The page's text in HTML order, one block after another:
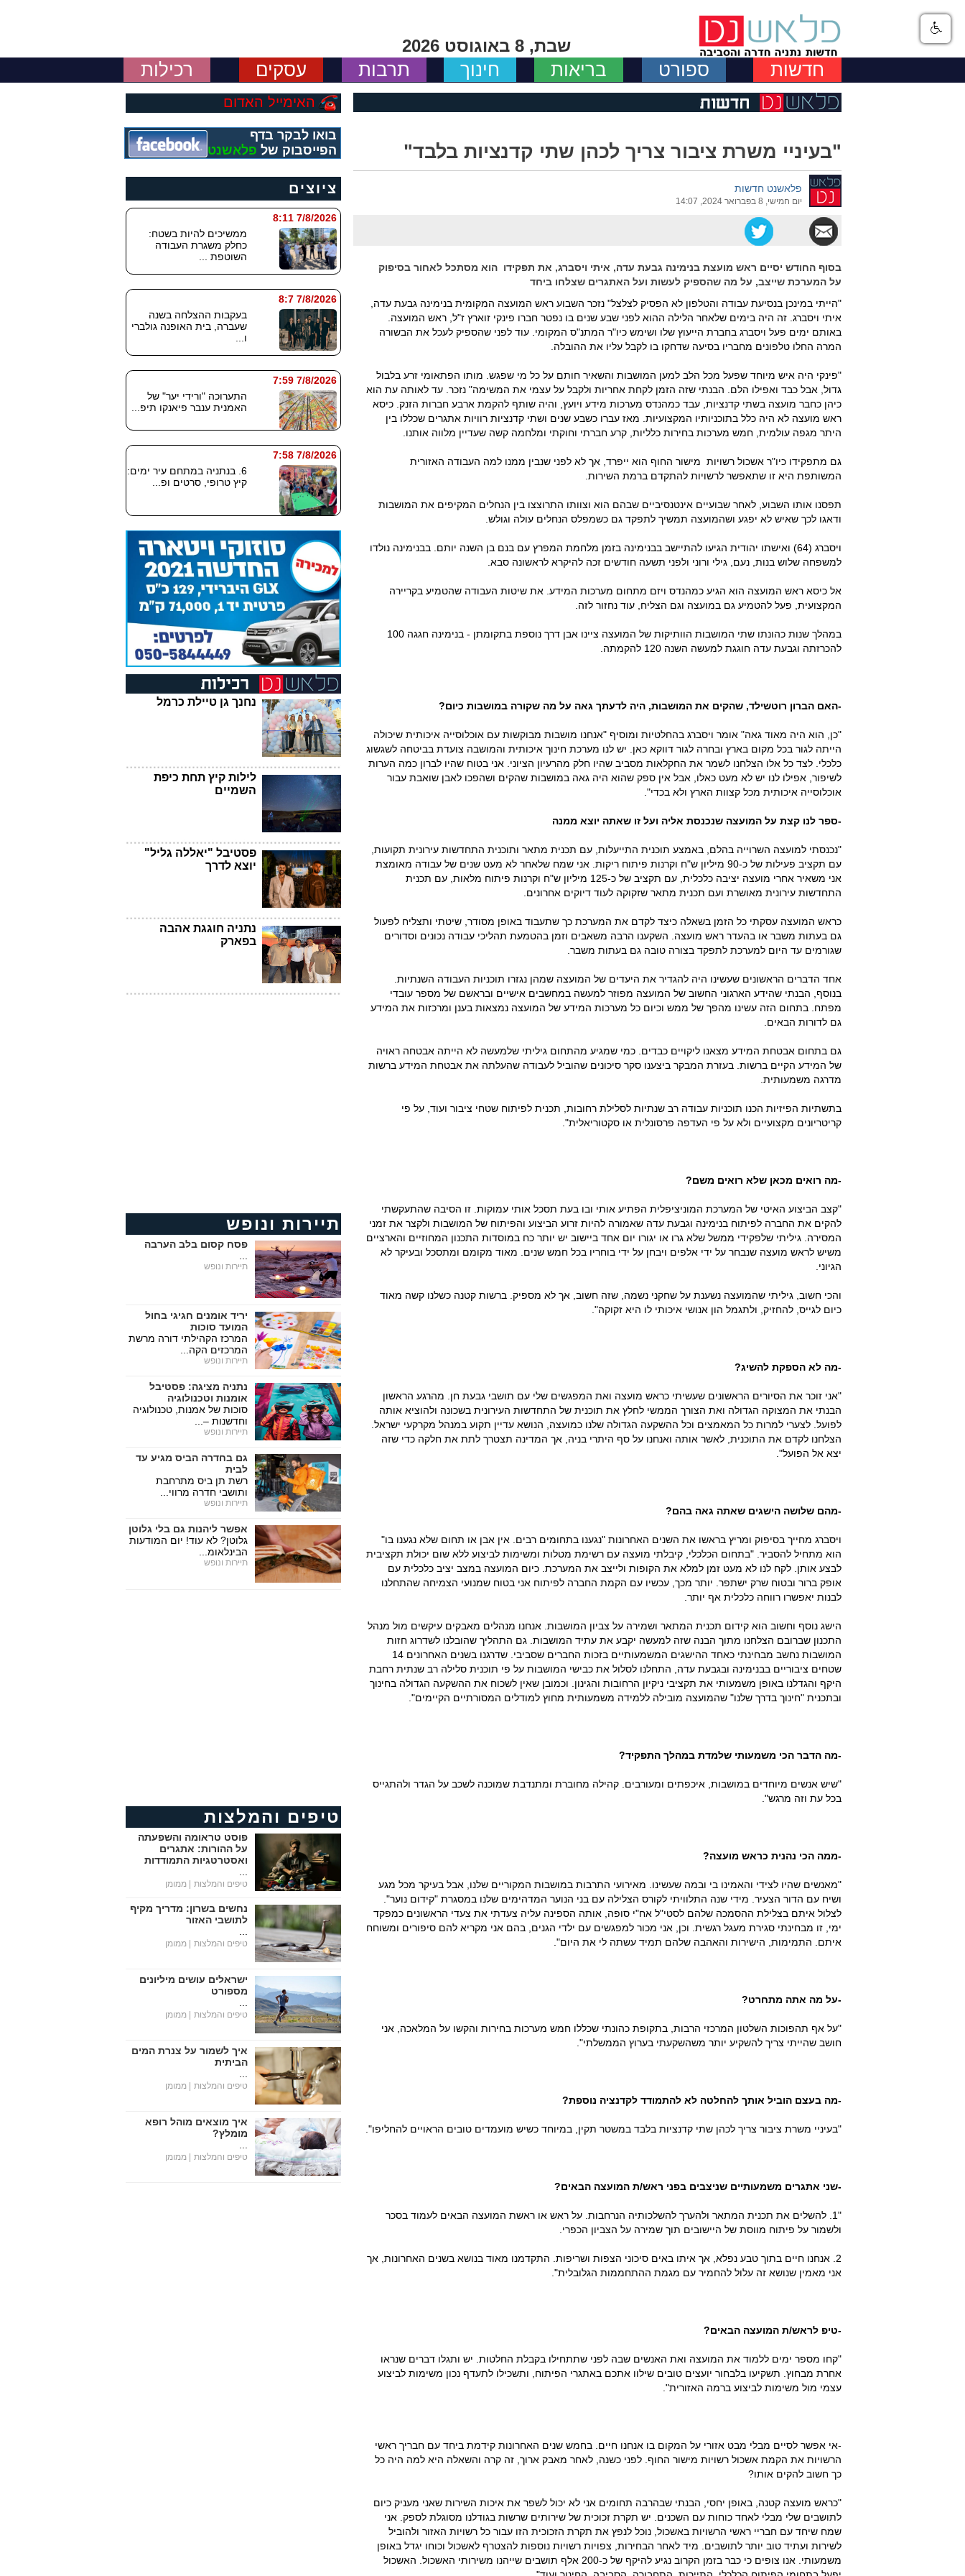
שבת, 8 באוגוסט 2026
חדשות ספורט בריאות חינוך תרבות עסקים רכילות
"בעיניי משרת ציבור צריך לכהן שתי קדנציות בלבד"
פלאשנט חדשות
יום חמישי, 8 בפברואר 2024, 14:07
בסוף החודש יסיים ראש מועצת בנימינה גבעת עדה, איתי ויסברג, את תפקידו הוא מסתכל לאחור בסיפוק
על המערכת שייצב, על מה שהספיק לעשות ועל האתגרים שצלחו ביחד
"הייתי במינכן בנסיעת עבודה והטלפון לא הפסיק לצלצל" נזכר השבוע ראש המועצה המקומית בנימינה גבעת עדה,
איתי ויסברג. זה היה בימים שלאחר הלילה ההוא לפני שבע שנים בו נפטר חברו פינקי זוארץ ז"ל, ראש המועצה.
באותם ימים פעל ויסברג בחברת הייעוץ שלו ושימש כיו"ר המתנ"ס המקומי. עוד לפני שהספיק לעכל את הבשורה
המרה החלו טלפונים מחבריו בסיעה שדחקו בו לקבל עליו את ההובלה.
"פינקי היה איש מיוחד שפעל מכל הלב למען המושבות והשאיר חותם על כל מי שפגש. מותו הפתאומי זרע בלבול
גדול, אבל כבד ואפילו הלם. הבנתי שזה הזמן לקחת אחריות ולקבל על עצמי את המשימה" נזכר. עד לאותה עת הוא
כיהן כחבר מועצה בשתי קדנציות, עבד כמהנדס מערכות מידע ויועץ, והיה שותף להקמת ארבע חברות הזנק. כיסא
ראש מועצה לא היה כלל בתוכניותיו המקצועיות. מאז עברו כשבע שנים ושתי קדנציות רוויות אתגרים שכללו בין
היתר מגפה עולמית, חמש מערכות בחירות כלליות, קרע חברתי וחוקתי ומלחמה קשה שעדיין מלווה אותנו.
גם מתפקידו כיו"ר אשכול רשויות מישור החוף הוא ייפרד, אך לא לפני שנבין ממנו למה העבודה האזורית
המשותפת היא זו שתאפשר לרשויות להתקדם ברמת השירות.
תפסנו אותו השבוע, לאחר שבועיים אינטנסיביים שבהם הוא וצוותו התרוצצו בין הנחלים המקיפים את המושבות
ודאגו לכך שאיש לא יפגע ושהמועצה תמשיך לתפקד גם כשמפלס הנחלים עולה וגולש.
ויסברג (64) ואישתו יהודית הגיעו להתיישב בבנימינה בזמן מלחמת המפרץ עם בנם בן השנה יותם. בבנימינה נולדו
למשפחה שלוש בנות, נעם, גילי ורוני ולפני תשעה חודשים זכה להיקרא לראשונה סבא.
אל כיסא ראש המועצה הוא הגיע כמהנדס ויזם מתחום מערכות המידע. את שיטות העבודה שהטמיע בקריירה
המקצועית, פעל להטמיע גם במועצה וגם הצליח, עוד נחזור לזה.
במהלך שנות כהונתו שתי המושבות הוותיקות של המועצה ציינו אבן דרך נוספת בתקומתן - בנימינה חגגה 100
להכרזתה וגבעת עדה חוגגת למעשה השנה 120 להקמתה.
-האם הברון רוטשילד, שהקים את המושבות, היה לדעתך גאה על מה שקורה במושבות כיום?
"כן, הוא היה מאוד גאה" אומר ויסברג בהחלטיות ומוסיף "אנחנו מושבות מבוקשות עם אוכלוסייה איכותית שיכולה
הייתה לגור בכל מקום בארץ ובחרה לגור דווקא כאן. יש לנו מערכת חינוך איכותית והמושבה צועדת בביטחה לשגשוג
כלכלי. לצד כל אלו הצלחנו לשמר את החקלאות מסביב שהיו חלק מהרעיון הציוני. אני בטוח שהיו לברון כמה הערות
לשיפור, אפילו לנו יש לא מעט כאלו, אבל אין ספק שהוא היה גאה במושבות שהקים ושהפכו לאבן שואבת עבור
אוכלוסייה איכותית מכל קצוות הארץ ולא בכדי".
-ספר לנו קצת על המועצה שנכנסת אליה ועל זו שאתה יוצא ממנה
"נכנסתי למועצה השרוייה בהלם, באמצע תוכנית התייעלות, עם תכנית מתאר ותוכנית התחדשות עירונית תקועות,
עם תקציב פעילות של כ-90 מיליון ש"ח וקרנות פיתוח ריקות. אני שמח שלאחר לא מעט שנים של עבודה מאומצת
אני משאיר אחרי מועצה יציבה כלכלית, עם תקציב של כ-125 מיליון ש"ח וקרנות פיתוח מלאות, עם תכנית
התחדשות עירונית מאושרת ועם תכנית מתאר שזקוקה לעוד דיוקים אחרונים.
כראש המועצה עסקתי כל הזמן בשאלה כיצד לקדם את המערכת כך שתעבוד באופן מסודר, שיטתי ותצליח לפעול
גם בעתות משבר או בהעדר ראש מועצה. השקענו הרבה משאבים וזמן בהטמעת תהליכי עבודה נכונים וסדורים
שגורמים עד היום למערכת לתפקד בצורה טובה גם בעתות משבר.
אחד הדברים הראשונים שעשינו היה להגדיר את היעדים של המועצה שמהן נגזרו תוכניות העבודה השנתיות.
בנוסף, הבנתי שהידע הארגוני החשוב של המועצה מפוזר למעשה במחשבים אישיים ובראשם של מספר עובדי
מפתח. בתחום הזה עשינו מהפך של ממש וכיום כל מערכות המידע של המועצה נמצאות בענן ומרכזות את המידע
גם לדורות הבאים.
גם בתחום אבטחת המידע מצאנו ליקויים כבדים. כמי שמגיע מהתחום גיליתי שלמעשה לא הייתה אבטחה ראויה
של המידע הקיים ברשות. בעזרת המבקר ביצענו סקר סיכונים שהוביל לעבודה שהעלתה את אבטחת המידע ברשות
מדרגה משמעותית.
בתשתיות הפיזיות הכנו תוכניות עבודה רב שנתיות לסלילת רחובות, תכנית לפיתוח שטחי ציבור ועוד, על פי
קריטריונים מקצועיים ולא על פי העדפה פרסונלית או סקטוריאלית".
-מה רואים מכאן שלא רואים משם?
"קצב הביצוע האיטי של המערכת המוניציפלית הפתיע אותי ובו בעת תסכל אותי עמוקות. זו הסיבה שהתעקשתי
להקים את החברה לפיתוח בנימינה וגבעת עדה שאמורה להיות זרוע הביצוע והפיתוח של המושבות ולקצר את זמני
המסירה. גיליתי שלפקידי ממשל שלא גרו או יגורו יום אחד ביישוב יש יותר כח במוסדות התכנון המחוזיים והארציים
משיש לראש מועצה שנבחר על ידי אלפים ויבחן על ידי בוחריו בכל חמש שנים. מאוד מקומם ומתסכל ובעיקר לא
הגיוני.
והכי חשוב, גיליתי שהמועצה נשענת על שחקני נשמה, שזה חשוב, אך לא מספיק. ברשות קטנה כשלנו קשה מאוד
כיום לגייס, להחזיק, ולתגמל הון אנושי איכותי לו היא זקוקה".
-מה לא הספקת להשיג?
"אני זוכר את הסיורים הראשונים שעשיתי כראש מועצה ואת המפגשים שלי עם תושבי גבעת חן. מהרגע הראשון
הבנתי את המצוקה הגדולה ואת הצורך הממשי לחלץ את תוכנית של התחדשות העירונית בשכונה ולהוציא אותה
לפועל. לצערי למרות כל המאמצים וכל ההשקעה הגדולה שלנו כמועצה, הנושא עדיין תקוע במנהל מקרקעי ישראל.
הצלחנו לקדם את התוכנית, לאשר אותה ואנחנו על סף היתרי בניה, אך המדינה תצטרך לתת את חלקה כדי שזה
יצא אל הפועל".
-מהם שלושה הישגים שאתה גאה בהם?
ויסברג מחייך בסיפוק ומריץ בראשו את השנים האחרונות "נגענו בתחומים רבים. אין אבן או תחום שלא נגענו בו"
הוא מתחיל להסביר. "בתחום הכלכלי, קיבלתי מועצה עם רשימת מטלות ומשימות לביצוע ללא שום יכולת תקציבית
לבצע אותן. לקח לנו לא מעט זמן למלא את הקופות ולייצב את המערכת. כיום המועצה במצב יציב כלכלית עם
אופק ברור ובטוח שרק ישתפר. יותר מכך, עכשיו עם הקמת החברה לפיתוח אני בטוח שמנועי הצמיחה שהתחלנו
לבנות יאפשרו רווחה כלכלית אף יותר.
הישג נוסף וחשוב הוא קידום תכנית המתאר ושמירה על צביון המושבות. אנחנו מנהלים מאבקים עיקשים מול מנהל
התכנון שברובם הצלחנו מתוך הבנה שזה למעשה יקבע את עתיד המושבות. גם התהליך שהובלנו לשדרוג חזות
המושבות נחשב מבחינתי כאחד ההישגים המשמעותיים בזכות החברים שסביבי. שדרגנו בשנים האחרונים 14
שטחים ציבוריים בבנימינה ובגבעת עדה, התחלנו לסלול את כבישי המושבות על פי תוכנית סלילה רב שנתית רחבת
היקף והגדלנו באופן משמעותי את תקציבי ניקיון הרחובות והגינון. וכמובן שאין לשכוח את ההשקעה הגדולה בחינוך
ובתכנית "חינוך בדרך שלנו" שהמועצה מובילה ללמידה משמעותית מחוץ למודלים המסורתיים הקיימים".
-מה הדבר הכי משמעותי שלמדת במהלך התפקיד?
"שיש אנשים מיוחדים במושבות, איכפתים ומעורבים. קהילה מחוברת ומתנדבת שמוכנה לשכב על הגדר ולהתגייס
בכל עת וזה מרגש".
-ממה הכי נהנית כראש מועצה?
"מאנשים שהיו לצידי והאמינו בי ובמה שעשינו. מאירועי התרבות במושבות המקוריים שלנו, אבל בעיקר מכל מגע
ושיח עם הדור הצעיר. מידי שנה התלוויתי לקורס הצלילה עם בני הנוער המדהימים שלנו במסגרת "קידום נוער".
לצלול איתם בצלילת ההסמכה שלהם לסטי"ל אח"י סופה, אותה הספינה עליה צעדתי את צעדי הראשונים כמפקד
ימי, זו מבחינתי סגירת מעגל רגשית. וכן, אני מכור למפגשים עם ילדי הגנים, בהם אני מקריא להם סיפורים ומשוחח
איתם. התמימות, הישירות והאהבה שלהם תמיד עשתה לי את היום".
-על מה אתה מתחרט?
"על אף תהפוכות השלטון המרכזי הרבות, בתקופת כהונתי שכללו חמש מערכות בחירות והקשו על המלאכה, אני
חושב שהייתי צריך להשקיע יותר משהשקעתי בערוץ הממשלתי".
-מה בעצם הוביל אותך להחלטה לא להתמודד לקדנציה נוספת?
"בעיניי משרת ציבור צריך לכהן שתי קדנציות בלבד במשטר תקין, במיוחד כשיש מועמדים טובים הראויים להחליפו".
-שני אתגרים משמעותיים שניצבים בפני ראש/ת המועצה הבאים?
"1. להשלים את תכנית המתאר ולהערך להשלכותיה הנרחבות. על ראש או ראשת המועצה הבאים לעמוד בסכר
ולשמור על פיתוח מווסת של היישובים תוך שמירה על הצביון הכפרי.
2. אנחנו חיים בתוך טבע נפלא, אך איתו באים סיכוני הצפות ושריפות. התקדמנו מאוד בנושא בשנים האחרונות, אך
אני מאמין שנושא זה עלול להחמיר עם מגמת ההתחממות הגלובלית".
-טיפ לראש/ת המועצה הבאים?
"קחו מספר ימים ללמוד את המועצה ואת האנשים שבה לפני שתתחילו בקבלת החלטות. יש ותגלו דברים שנראו
אחרת מבחוץ. תשקיעו בלבחור יועצים טובים שילוו אתכם באתגרי הפיתוח, ותשכילו לתעדף נכון משימות לביצוע
עצמי מול משימות לביצוע ברמה האזורית".
-אי אפשר לסיים מבלי מבט אזורי על המקום בו אנחנו חיים. בחמש שנים האחרונות קידמת ביחד עם חבריך ראשי
הרשויות את הקמת אשכול רשויות מישור החוף. לפני כשנה, לאחר מאבק ארוך, זה קרה והשאלה היא למה היה כל
כך חשוב להקים אותו?
"כראש מועצה קטנה, באופן יחסי, הבנתי שבהרבה תחומים אני לא יכול לשפר את איכות השירות שאני מעניק כיום
לתושבים שלי מבלי לאחד כוחות עם השכנים. יש תקרת זכוכית של שירותים שרשות בגודלנו מסוגלת לספק. אני
שמח שיחד עם חבריי ראשי הרשויות באשכול, נוכל לנפץ את תקרת הזכוכית הזו עבור כל רשויות האזור ולהוביל
לשירות ועתיד טוב יותר לתושבים. מיד לאחר הבחירות, צפויות רשויות נוספות להצטרף לאשכול וכוחו יגדל באופן
משמעותי. אנו צופים כי כבר בזמן הקרוב נגיע להיקף של כ-200 אלף תושבים שייהנו משירותי האשכול. האשכול
האימייל האדום
בואו לבקר בדף
הפייסבוק של פלאשנט
ציוצים
7/8/2026 8:11
ממשיכים להיות בשטח:
כחלק משגרת העבודה
השוטפת ...
7/8/2026 8:7
בעקבות ההצלחה בשנה
שעברה, בית האופנה גולברי
ו...
7/8/2026 7:59
התערוכה "ורידי יער" של
האמנית ענבר פיאנקו תיפ...
7/8/2026 7:58
6. בנתניה במתחם עיר ימים:
קיץ טרופי, סרטים ופ...
נחנך גן טיילת כרמל
לילות קיץ תחת כיפת
השמיים
פסטיבל "יאללה גליל"
יוצא לדרך
נתניה חוגגת אהבה
בפארק
תיירות ונופש
פסח קסום בלב הערבה
תיירות ונופש
יריד אומנים חגיגי בחול
המועד סוכות
המרכז הקהילתי דורה מרשת
המרכזים הקה...
תיירות ונופש
נתניה מציגה: פסטיבל
אומנות וטכנולוגיה
סוכות של אמנות, טכנולוגיה
וחדשנות –...
תיירות ונופש
גם בחדרה הביס מגיע עד
לבית
רשת תן ביס מתרחבת
ותושבי חדרה מרווי...
תיירות ונופש
אפשר ליהנות גם בלי גלוטן
גלוטן? לא עוד! יום המודעות
הבינלאומ...
תיירות ונופש
טיפים והמלצות
פוסט טראומה והשפעתה
על ההורות: אתגרים
ואסטרטגיות התמודדות
טיפים והמלצות | ממומן
נחשים בשרון: מדריך מקיף
לתושבי האזור
טיפים והמלצות | ממומן
ישראלים עושים מיליונים
מספורט
טיפים והמלצות | ממומן
איך לשמור על צנרת המים
הביתית
טיפים והמלצות | ממומן
איך מוצאים מוהל רופא
מומלץ?
טיפים והמלצות | ממומן